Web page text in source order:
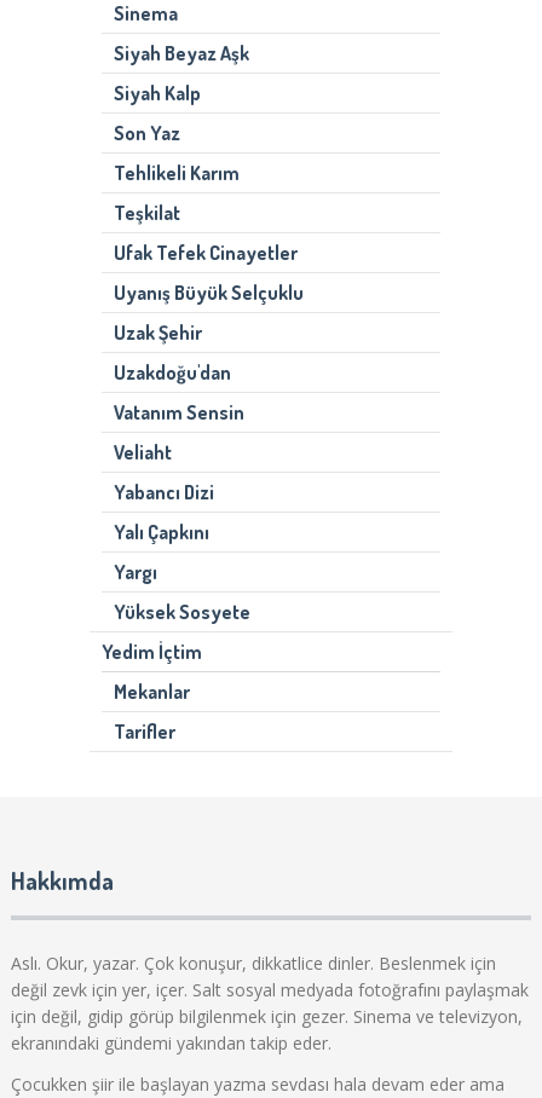
Sinema
Siyah Beyaz Aşk
Siyah Kalp
Son Yaz
Tehlikeli Karım
Teşkilat
Ufak Tefek Cinayetler
Uyanış Büyük Selçuklu
Uzak Şehir
Uzakdoğu'dan
Vatanım Sensin
Veliaht
Yabancı Dizi
Yalı Çapkını
Yargı
Yüksek Sosyete
Yedim İçtim
Mekanlar
Tarifler
Hakkımda
Aslı. Okur, yazar. Çok konuşur, dikkatlice dinler. Beslenmek için
değil zevk için yer, içer. Salt sosyal medyada fotoğrafını paylaşmak
için değil, gidip görüp bilgilenmek için gezer. Sinema ve televizyon,
ekranındaki gündemi yakından takip eder.
Çocukken şiir ile başlayan yazma sevdası hala devam eder ama